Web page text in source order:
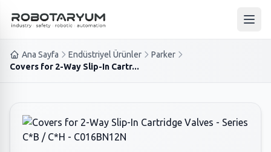
Ana içeriğe geç
Ana
Ana Sayfa Endüstriyel Ürünler
Parker
Covers for 2-Way Slip-In Cartr...